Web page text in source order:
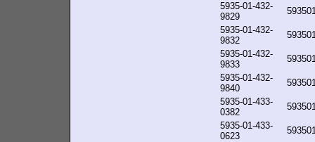
5935-01-432-
9829
5935-01-432-
9832
5935-01-432-
9833
5935-01-432-
9840
5935-01-433-
0382
5935-01-433-
0623